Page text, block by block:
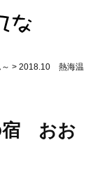
> 2018.10 熱海温
宿 おお